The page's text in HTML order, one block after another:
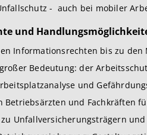
- auch bei mobiler
und
Informationsrechten bis zu
Bedeutung: der
und
Betriebsärzten und Fachkräften
Unfallversicherungsträgern